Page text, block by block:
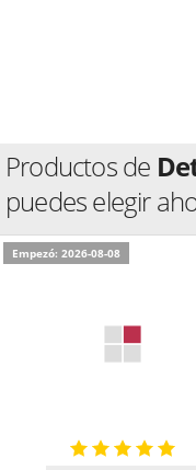
Productos de
puedes elegir
Empezó: 2026-08-08